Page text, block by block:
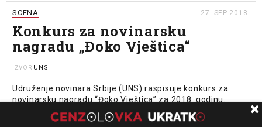
SCENA 27. SEP 2018.
Konkurs za novinarsku
nagradu „Đoko Vještica“
IZVOR UNS
Udruženje novinara Srbije (UNS) raspisuje konkurs za
novinarsku nagradu “Đoko Vještica” za 2018. godinu.
Nagrada za novinarsku humanost “Đoko Vještica”
dodeljuje se za medijske priloge u štampanim,